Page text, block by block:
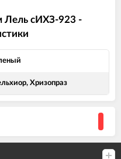
Лель сИХЗ-923 -
Хризопраз